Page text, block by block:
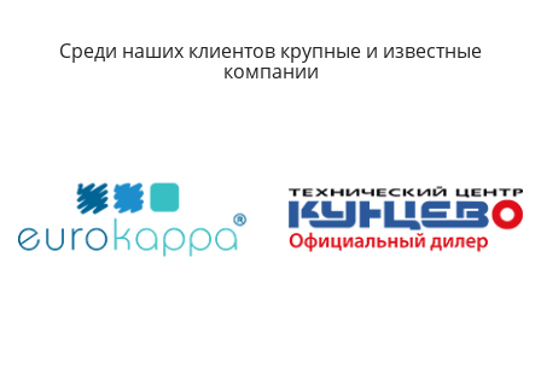
Среди наших клиентов крупные и известные
компании